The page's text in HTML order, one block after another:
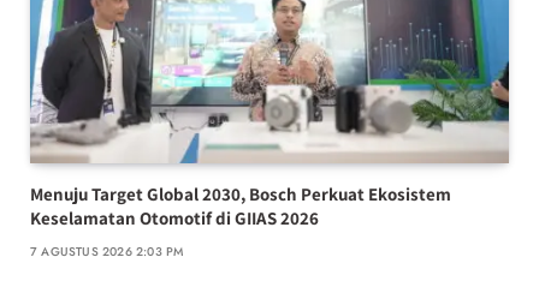
Menuju Target Global 2030, Bosch Perkuat Ekosistem
Keselamatan Otomotif di GIIAS 2026
7 AGUSTUS 2026 2:03 PM